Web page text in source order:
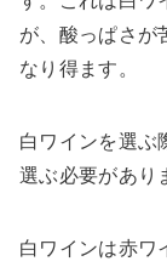
が、酸っぱさが
なり得ます。
白ワインを選ぶ
選ぶ必要があり
白ワインは赤ワ